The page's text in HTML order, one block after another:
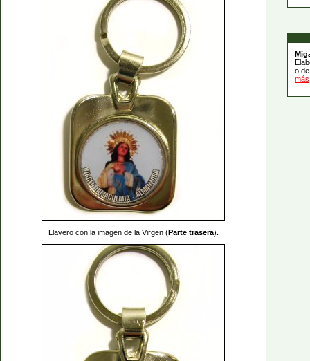
Llavero con la imagen de la Virgen (Parte trasera).
o
más